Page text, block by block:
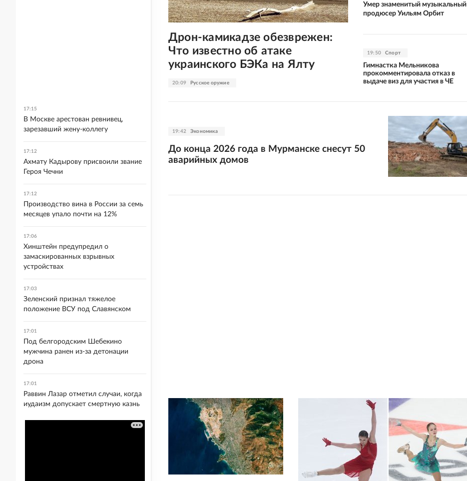
20:09 Русское оружие
Дрон-камикадзе обезврежен:
Что известно об атаке
украинского БЭКа на Ялту
Умер знаменитый музыкальный
продюсер Уильям Орбит
19:50 Спорт
Гимнастка Мельникова
прокомментировала отказ в
выдаче виз для участия в ЧЕ
19:42 Экономика
До конца 2026 года в Мурманске снесут 50
аварийных домов
17:15
В Москве арестован ревнивец,
зарезавший жену-коллегу
17:12
Ахмату Кадырову присвоили звание
Героя Чечни
17:12
Производство вина в России за семь
месяцев упало почти на 12%
17:06
Хинштейн предупредил о
замаскированных взрывных
устройствах
17:03
Зеленский признал тяжелое
положение ВСУ под Славянском
17:01
Под белгородским Шебекино
мужчина ранен из-за детонации
дрона
17:01
Раввин Лазар отметил случаи, когда
иудаизм допускает смертную казнь